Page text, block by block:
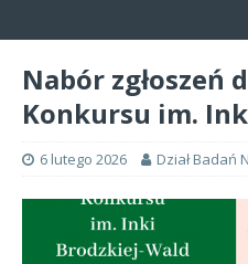
Nabór zgłoszeń
Konkursu im.
6 lutego 2026 Dział Badań